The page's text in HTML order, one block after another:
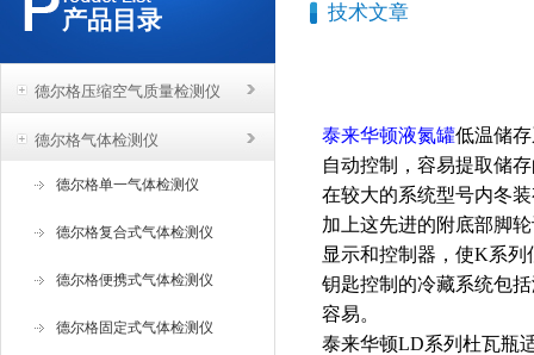
产品目录
德尔格压缩空气质量检测仪
德尔格气体检测仪
德尔格单一气体检测仪
德尔格复合式气体检测仪
德尔格便携式气体检测仪
德尔格固定式气体检测仪
技术文章
泰来华顿液氮罐低温储
自动控制，容易提取储
在较大的系统型号内冬
加上这先进的附底部脚
显示和控制器，使K系
钥匙控制的冷藏系统包
容易。
泰来华顿LD系列杜瓦瓶